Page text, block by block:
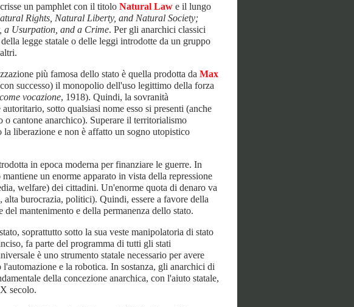
un pamphlet con il titolo Natural Law e il lungo
Rights, Natural Liberty, and Natural Society;
a Usurpation, and a Crime. Per gli anarchici classici
legge statale o delle leggi introdotte da un gruppo
più famosa dello stato è quella prodotta da Max
successo) il monopolio dell'uso legittimo della forza
vocazione, 1918). Quindi, la sovranità
sotto qualsiasi nome esso si presenti (anche
cantone anarchico). Superare il territorialismo
la liberazione e non è affatto un sogno utopistico
in epoca moderna per finanziare le guerre. In
un enorme apparato in vista della repressione
welfare) dei cittadini. Un'enorme quota di denaro va
burocrazia, politici). Quindi, essere a favore della
del mantenimento e della permanenza dello stato.
soprattutto sotto la sua veste manipolatoria di stato
fa parte del programma di tutti gli stati
è uno strumento statale necessario per avere
e la robotica. In sostanza, gli anarchici di
della concezione anarchica, con l'aiuto statale,
secolo.